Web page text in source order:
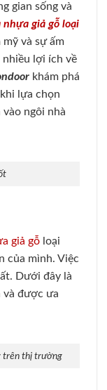
gian sống và
nhựa giả gỗ loại
và sự ấm
nhiều lợi ích về
khám phá
lựa chọn
vào ngôi nhà
giả gỗ loại
của mình. Việc
Dưới đây là
và được ưa
trên thị trường